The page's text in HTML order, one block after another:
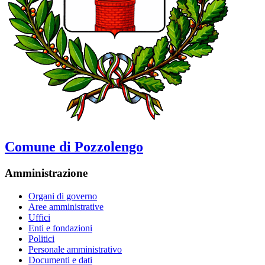
Comune di Pozzolengo
Amministrazione
Organi di governo
Aree amministrative
Uffici
Enti e fondazioni
Politici
Personale amministrativo
Documenti e dati